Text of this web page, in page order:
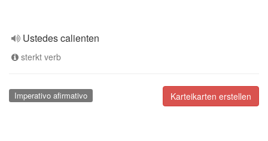
Ustedes calienten
sterkt verb
Karteikarten erstellen
Imperativo afirmativo